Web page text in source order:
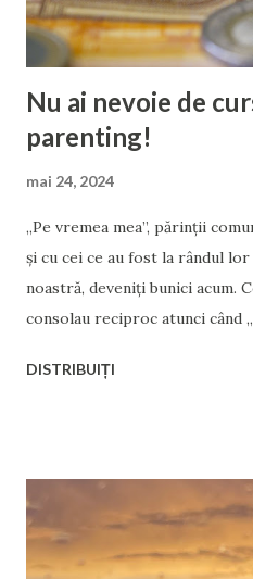
Nu ai nevoie de
parenting!
mai 24, 2024
„Pe vremea mea”, părinții
și cu cei ce au fost la rândul
noastră, deveniți bunici acum.
consolau reciproc atunci când
să funcționeze, în ciuda
din greșeală sau din
destul de des la televizor
am observat, nu de cursuri de
DISTRIBUIȚI